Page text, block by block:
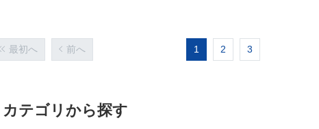
最初へ 前へ 1 2 3
カテゴリから探す